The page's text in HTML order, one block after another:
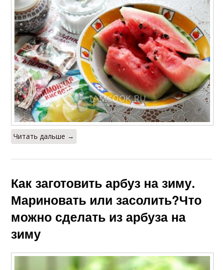
Читать дальше →
Как заготовить арбуз на зиму.
Мариновать или засолить?Что
можно сделать из арбуза на
зиму